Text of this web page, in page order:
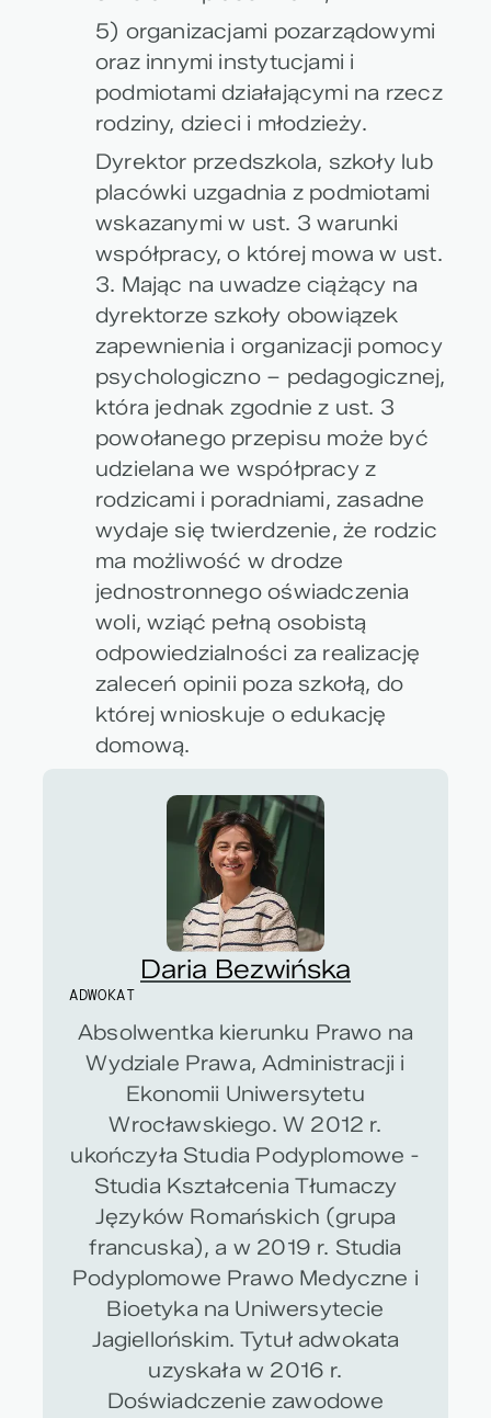
5) organizacjami pozarządowymi
oraz innymi instytucjami i
podmiotami działającymi na rzecz
rodziny, dzieci i młodzieży.
Dyrektor przedszkola, szkoły lub
placówki uzgadnia z podmiotami
wskazanymi w ust. 3 warunki
współpracy, o której mowa w ust.
3. Mając na uwadze ciążący na
dyrektorze szkoły obowiązek
zapewnienia i organizacji pomocy
psychologiczno – pedagogicznej,
która jednak zgodnie z ust. 3
powołanego przepisu może być
udzielana we współpracy z
rodzicami i poradniami,zasadne
wydaje się twierdzenie, że rodzic
ma możliwość w drodze
jednostronnego oświadczenia
woli, wziąć pełną osobistą
odpowiedzialności za realizację
zaleceń opinii poza szkołą, do
której wnioskuje o edukację
domową.
Daria Bezwińska
ADWOKAT
Absolwentka kierunku Prawo na
Wydziale Prawa, Administracji i
Ekonomii Uniwersytetu
Wrocławskiego. W 2012 r.
ukończyła Studia Podyplomowe -
Studia Kształcenia Tłumaczy
Języków Romańskich (grupa
francuska), a w 2019 r. Studia
Podyplomowe Prawo Medyczne i
Bioetyka na Uniwersytecie
Jagiellońskim. Tytuł adwokata
uzyskała w 2016 r.
Doświadczenie zawodowe